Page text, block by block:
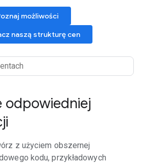
możliwości
naszą strukturę cen
odpowiedniej
z użyciem obszernej
kodu, przykładowych